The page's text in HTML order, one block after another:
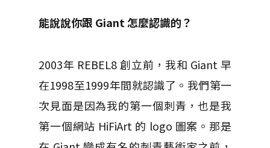
能說說你跟 Giant 怎麼認識的？
2003年 REBEL8 創立前，我和 Giant 早
在1998至1999年間就認識了。我們第一
次見面是因為我的第一個刺青，也是我
第一個網站 HiFiArt 的 logo 圖案。那是